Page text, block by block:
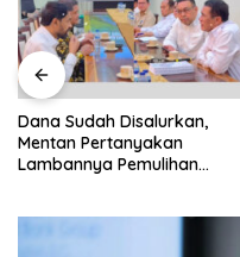
Dana Sudah Disalurkan,
Mentan Pertanyakan
Lambannya Pemulihan